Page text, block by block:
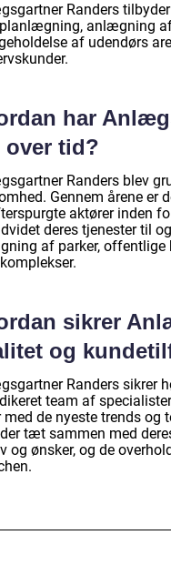
Randers
anlægning
af udendørs
har
over tid?
Randers blev
Gennem årene er
aktører inden
deres tjenester til
af parker, offentlige
sikrer
og
Randers sikrer
team af
med de nyeste trends
tæt sammen med
og ønsker, og de